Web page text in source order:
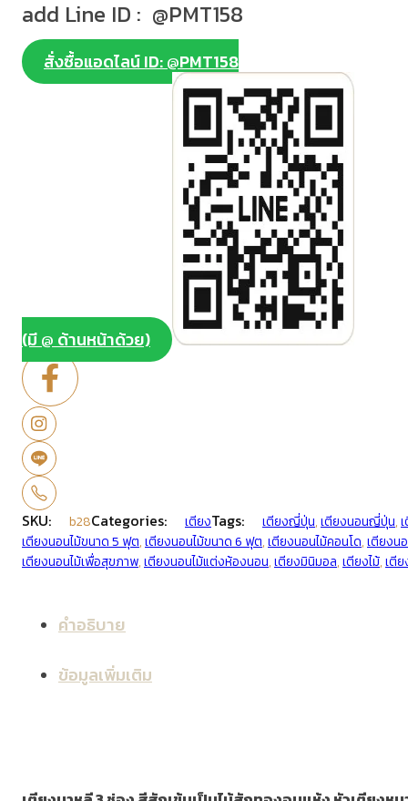
add Line ID : @PMT158
สั่งซื้อแอดไลน์ ID: @PMT158
(มี @ ด้านหน้าด้วย)
SKU: b28Categories: เตียงTags: เตียงญี่ปุ่น,เตียงนอนญี่ปุ่น,
เตียงนอนไม้ขนาด 5 ฟุต,เตียงนอนไม้ขนาด 6 ฟุต,เตียงนอนไม้คอนโด,เตียงน
เตียงนอนไม้เพื่อสุขภาพ,เตียงนอนไม้แต่งห้องนอน,เตียงมินิมอล,เตียงไม้,เตี
คำอธิบาย
ข้อมูลเพิ่มเติม